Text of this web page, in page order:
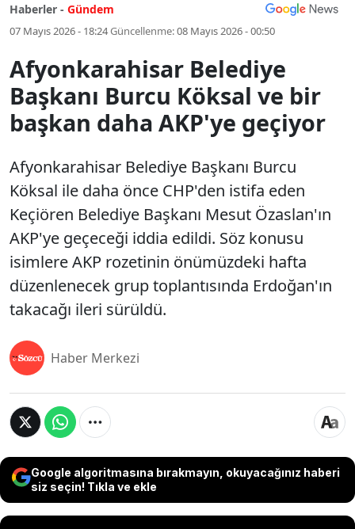
Haberler - Gündem
07 Mayıs 2026 - 18:24Güncellenme:08 Mayıs 2026 - 00:50
Afyonkarahisar Belediye
Başkanı Burcu Köksal ve bir
başkan daha AKP'ye geçiyor
Afyonkarahisar Belediye Başkanı Burcu
Köksal ile daha önce CHP'den istifa eden
Keçiören Belediye Başkanı Mesut Özaslan'ın
AKP'ye geçeceği iddia edildi. Söz konusu
isimlere AKP rozetinin önümüzdeki hafta
düzenlenecek grup toplantısında Erdoğan'ın
takacağı ileri sürüldü.
Haber Merkezi
Google algoritmasına bırakmayın, okuyacağınız haberi
siz seçin! Tıkla ve ekle